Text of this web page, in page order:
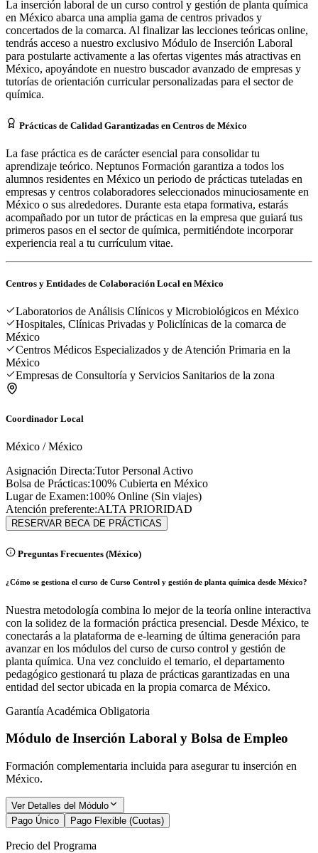
La inserción laboral de un curso control y gestión de planta química
en México abarca una amplia gama de centros privados y
concertados de la comarca. Al finalizar las lecciones teóricas online,
tendrás acceso a nuestro exclusivo Módulo de Inserción Laboral
para postularte activamente a las ofertas vigentes más atractivas en
México, apoyándote en nuestro buscador avanzado de empresas y
tutorías de orientación curricular personalizadas para el sector de
química.
Prácticas de Calidad Garantizadas en Centros de México
La fase práctica es de carácter esencial para consolidar tu
aprendizaje teórico. Neptunos Formación garantiza a todos los
alumnos residentes en México un periodo de prácticas tuteladas en
empresas y centros colaboradores seleccionados minuciosamente en
México o sus alrededores. Durante esta etapa formativa, estarás
acompañado por un tutor de prácticas en la empresa que guiará tus
primeros pasos en el sector de química, permitiéndote incorporar
experiencia real a tu currículum vitae.
Centros y Entidades de Colaboración Local en México
Laboratorios de Análisis Clínicos y Microbiológicos en México
Hospitales, Clínicas Privadas y Policlínicas de la comarca de
México
Centros Médicos Especializados y de Atención Primaria en la
México
Empresas de Consultoría y Servicios Sanitarios de la zona
Coordinador Local
México /México
Asignación Directa:Tutor Personal Activo
Bolsa de Prácticas:100% Cubierta en México
Lugar de Examen:100% Online (Sin viajes)
Atención preferente:ALTA PRIORIDAD
RESERVAR BECA DE PRÁCTICAS
Preguntas Frecuentes (México)
¿Cómo se gestiona el curso de Curso Control y gestión de planta química desde México?
Nuestra metodología combina lo mejor de la teoría online interactiva
con la solidez de la formación práctica presencial. Desde México, te
conectarás a la plataforma de e-learning de última generación para
avanzar en los módulos del curso de curso control y gestión de
planta química. Una vez concluido el temario, el departamento
pedagógico gestionará tu plaza de prácticas garantizadas en una
entidad del sector ubicada en la propia comarca de México.
Garantía Académica Obligatoria
Módulo de Inserción Laboral y Bolsa de Empleo
Formación complementaria incluida para asegurar tu inserción en
México.
Ver Detalles del Módulo
Pago Único
Pago Flexible (Cuotas)
Precio del Programa